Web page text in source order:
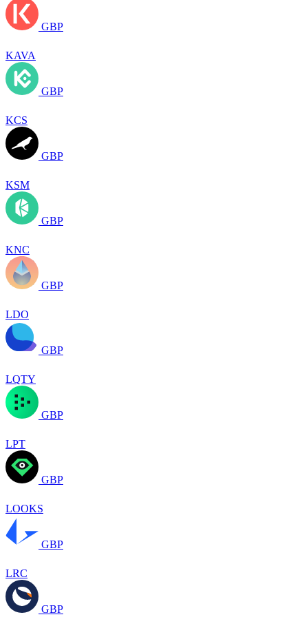
GBP
KAVA
GBP
KCS
GBP
KSM
GBP
KNC
GBP
LDO
GBP
LQTY
GBP
LPT
GBP
LOOKS
GBP
LRC
GBP